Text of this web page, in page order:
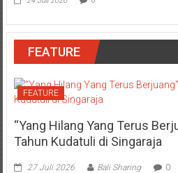
FEATURE
FEATURE
“Yang Hilang Yang Terus
Tahun Kudatuli di Singaraja
27 Juli 2026 Bali Sharing 0